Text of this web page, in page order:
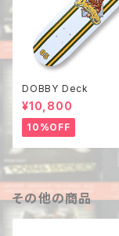
DOBBY Deck
¥10,800
10%OFF
その他の商品